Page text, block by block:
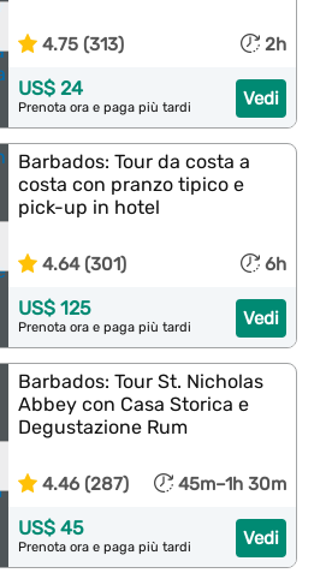
4.75 (313) 2h
Vedi
US$ 24
Prenota ora e paga più tardi
Barbados: Tour da costa a
costa con pranzo tipico e
pick-up in hotel
4.64 (301) 6h
Vedi
US$ 125
Prenota ora e paga più tardi
Barbados: Tour St. Nicholas
Abbey con Casa Storica e
Degustazione Rum
4.46 (287) 45m–1h 30m
Vedi
US$ 45
Prenota ora e paga più tardi